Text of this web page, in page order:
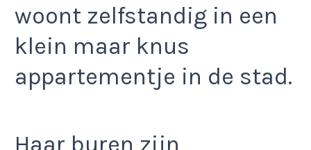
woont zelfstandig in een
klein maar knus
appartementje in de stad.